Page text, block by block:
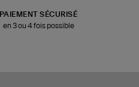
PAIEMENT SÉCURISÉ
en 3 ou 4 fois possible